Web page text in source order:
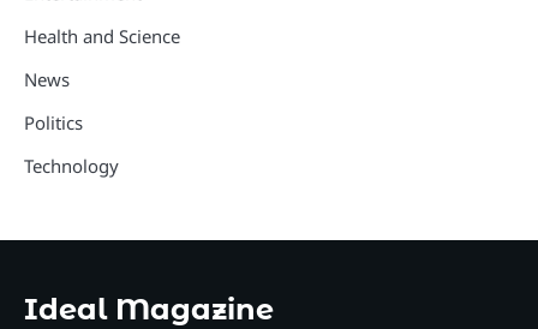
Health and Science
News
Politics
Technology
Ideal Magazine